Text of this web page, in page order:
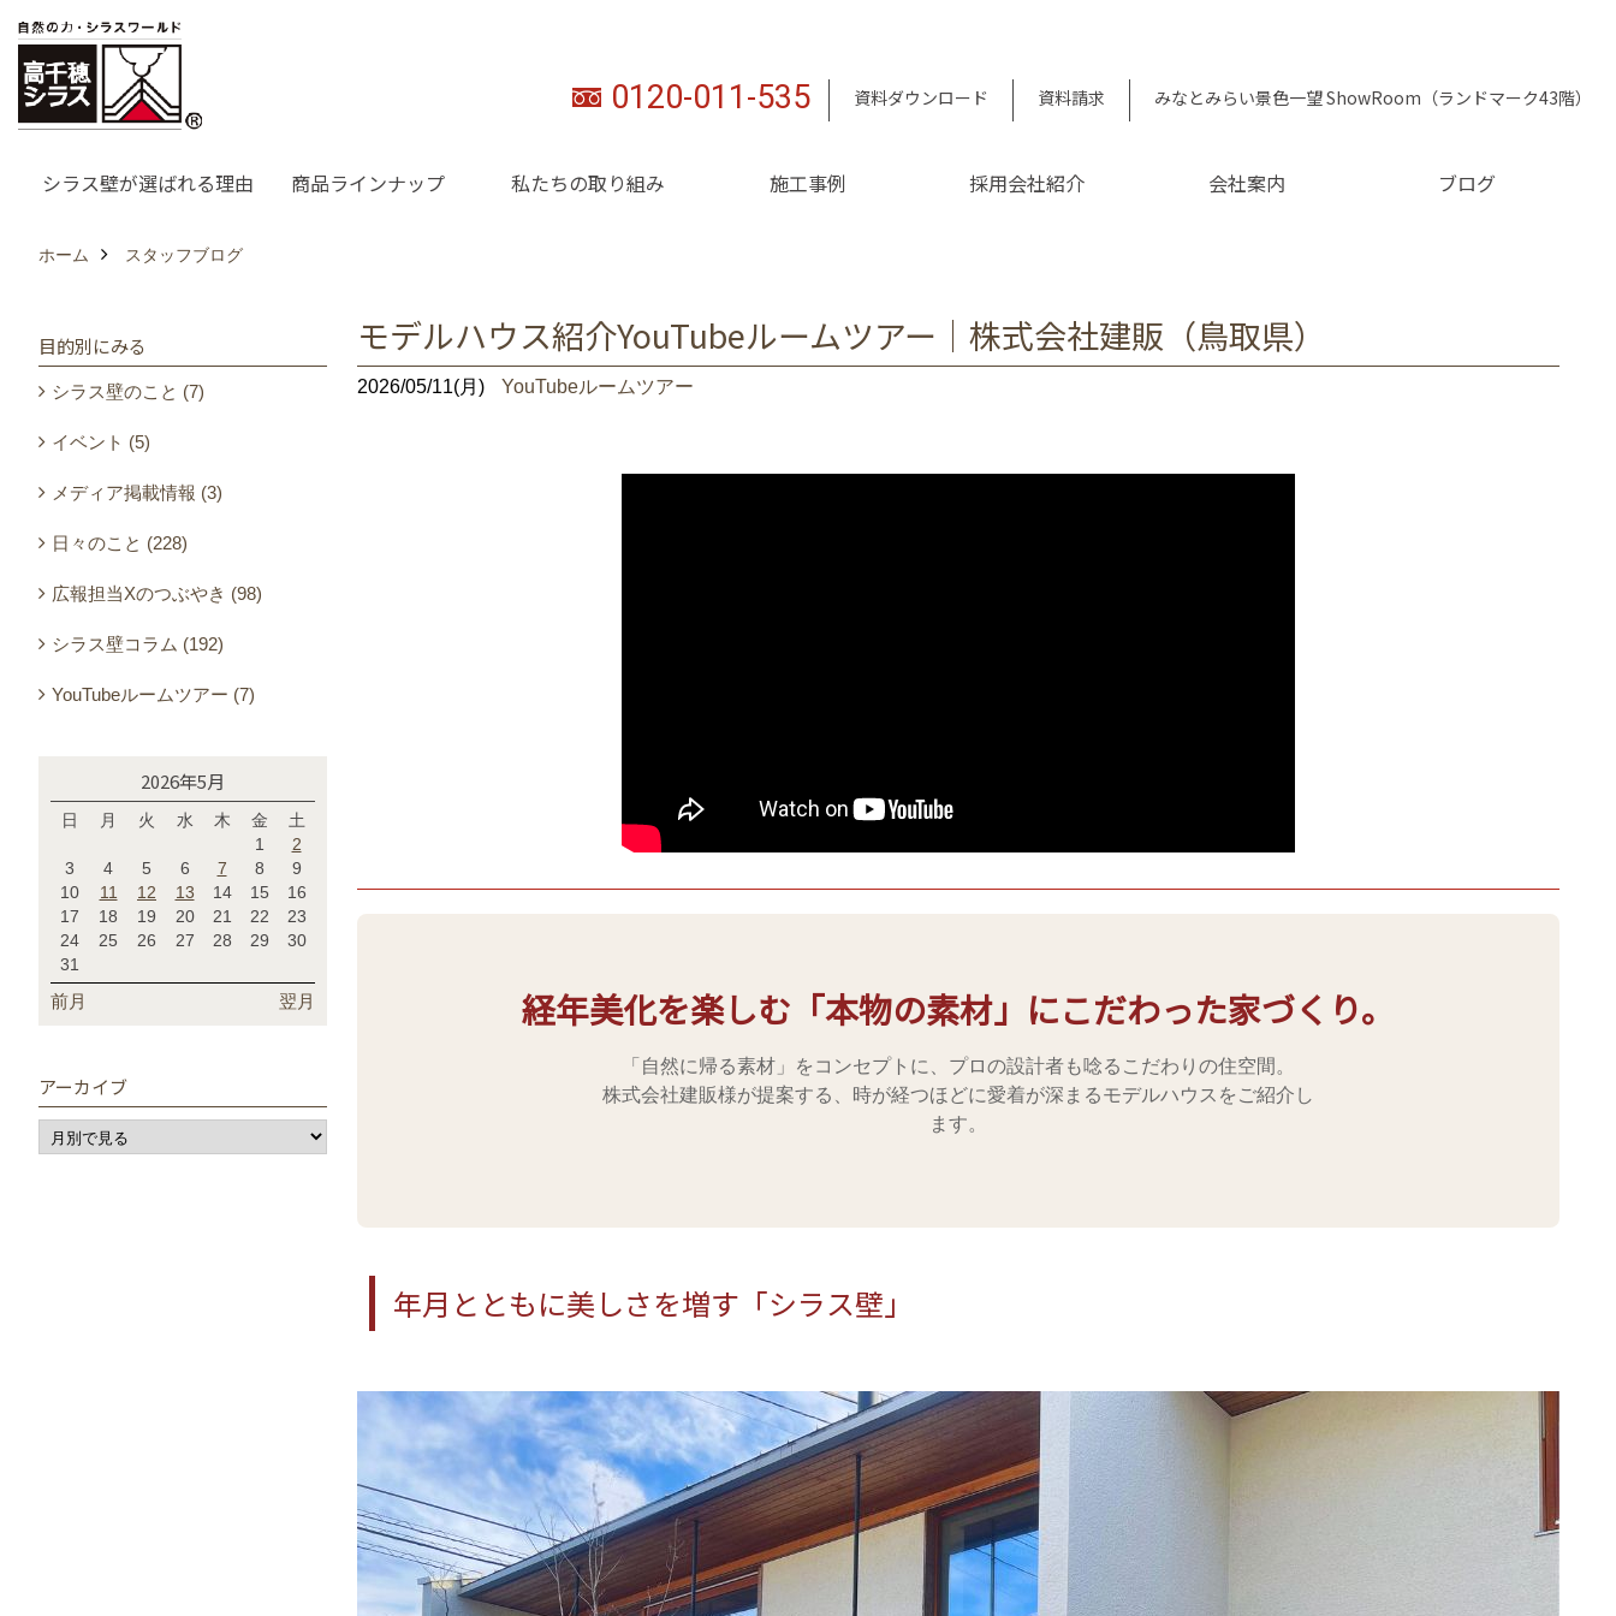
0120-011-535 資料ダウンロード 資料請求 みなとみらい景色一望 ShowRoom（ランドマーク43階）
シラス壁が選ばれる理由 商品ラインナップ 私たちの取り組み 施工事例 採用会社紹介 会社案内 ブログ
ホーム スタッフブログ
モデルハウス紹介YouTubeルームツアー｜株式会社建販（鳥取県）
2026/05/11(月) YouTubeルームツアー
経年美化を楽しむ「本物の素材」にこだわった家づくり。
「自然に帰る素材」をコンセプトに、プロの設計者も唸るこだわりの住空間。
株式会社建販様が提案する、時が経つほどに愛着が深まるモデルハウスをご紹介し
ます。
年月とともに美しさを増す「シラス壁」
目的別にみる
シラス壁のこと (7)
イベント (5)
メディア掲載情報 (3)
日々のこと (228)
広報担当Xのつぶやき (98)
シラス壁コラム (192)
YouTubeルームツアー (7)
2026年5月
日 月 火 水 木 金
土
1
2
3
4 5 6 7 8
9
10
11 12 13 14 15
16
17
18 19 20 21 22
23
24
25 26 27 28 29
30
31
前月 翌月
アーカイブ